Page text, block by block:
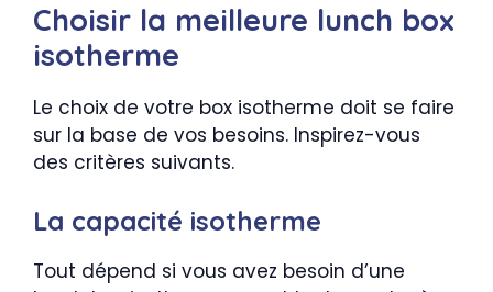
Choisir la meilleure lunch box
isotherme
Le choix de votre box isotherme doit se faire
sur la base de vos besoins. Inspirez-vous
des critères suivants.
La capacité isotherme
Tout dépend si vous avez besoin d’une